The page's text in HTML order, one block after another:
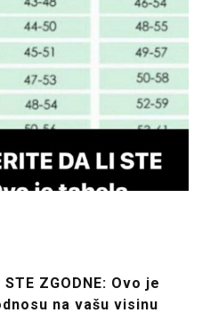
STE ZGODNE: Ovo je
na vašu visinu